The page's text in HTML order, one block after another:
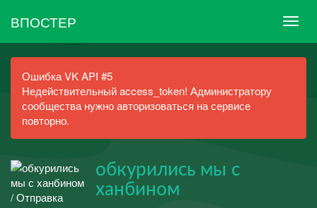
ВПОСТЕР
Ошибка VK API #5
Недействительный access_token! Администратору
сообщества нужно авторизоваться на сервисе
повторно.
обкурились мы с
ханбином